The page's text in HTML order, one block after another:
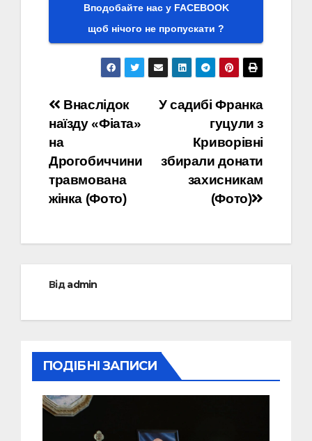
Вподобайте нас у FACEBOOK
щоб нічого не пропускати ?
Навігація
записів
У садибі Франка
гуцули з
Криворівні
збирали донати
захисникам
(Фото)
Внаслідок
наїзду «Фіата»
на
Дрогобиччини
травмована
жінка (Фото)
Відadmin
ПОДІБНІ ЗАПИСИ